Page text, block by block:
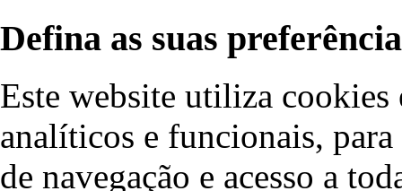
Defina as suas
Este website utiliza cookies
analíticos e funcionais,
de navegação e acesso a